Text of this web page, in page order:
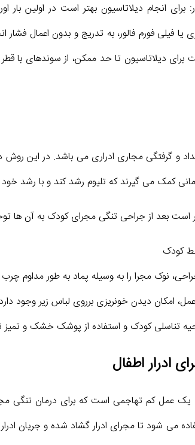
برای انجام دیلاتاسیون بهتر است در اولین
فیلی فورم فالور، به تدریج و بدون اعمال
برای دیلاتاسیون تا حد ممکن، از سوندهای با
گرفتگی مجاری ادراری می باشد. در این روش
کمک می گیرند که تلیوم رشد کند و با رشد خود
است بعد از جراحی تنگی مجرای کودک به آن ها
کودک
نوک مجرا را به وسیله پماد به طور مداوم
امکان دیدن خونریزی برروی لباس زیر وجود
تناسلی کودک و استفاده از پوشک خشک و تمیز
ادرار اطفال
یک عمل کم تهاجمی است که برای درمان تنگی
می شود تا مجرای ادرار گشاد شده و جریان